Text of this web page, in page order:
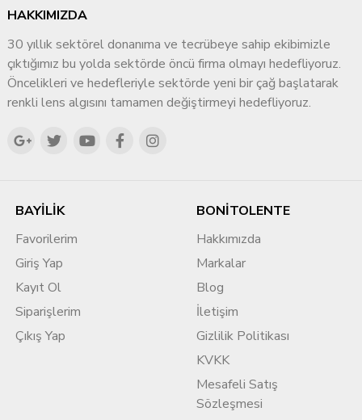
HAKKIMIZDA
30 yıllık sektörel donanıma ve tecrübeye sahip ekibimizle
çıktığımız bu yolda sektörde öncü firma olmayı hedefliyoruz.
Öncelikleri ve hedefleriyle sektörde yeni bir çağ başlatarak
renkli lens algısını tamamen değiştirmeyi hedefliyoruz.
BAYİLİK
Favorilerim
Giriş Yap
Kayıt Ol
Siparişlerim
Çıkış Yap
BONİTOLENTE
Hakkımızda
Markalar
Blog
İletişim
Gizlilik Politikası
KVKK
Mesafeli Satış
Sözleşmesi